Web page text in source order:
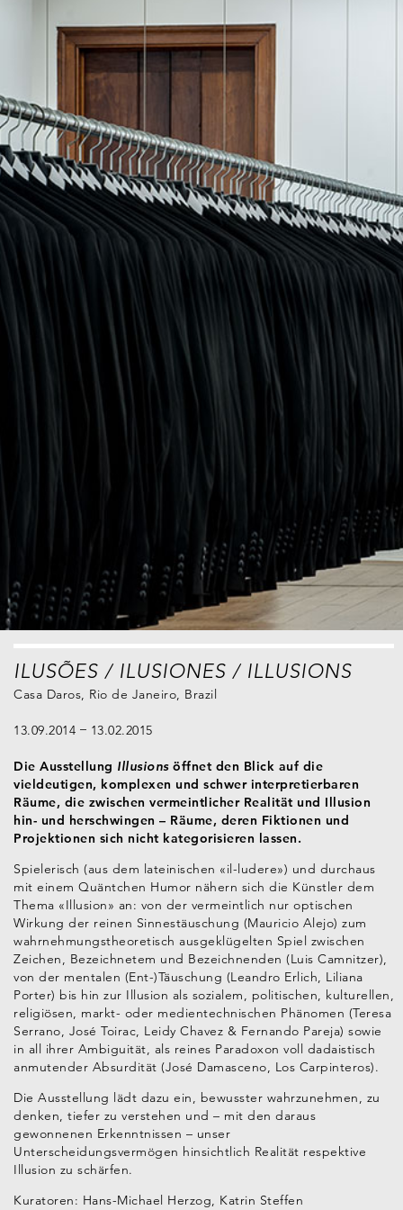
ILUSÕES / ILUSIONES / ILLUSIONS
Casa Daros, Rio de Janeiro, Brazil
13.09.2014 13.02.2015
Die Ausstellung Illusionsöffnet den Blick auf die
vieldeutigen, komplexen und schwer interpretierbaren
Räume, die zwischen vermeintlicher Realität und Illusion
hin- und herschwingen – Räume, deren Fiktionen und
Projektionen sich nicht kategorisieren lassen.
Spielerisch (aus dem lateinischen «il-ludere») und durchaus
mit einem Quäntchen Humor nähern sich die Künstler dem
Thema «Illusion» an: von der vermeintlich nur optischen
Wirkung der reinen Sinnestäuschung (Mauricio Alejo) zum
wahrnehmungstheoretisch ausgeklügelten Spiel zwischen
Zeichen, Bezeichnetem und Bezeichnenden (Luis Camnitzer),
von der mentalen (Ent-)Täuschung (Leandro Erlich, Liliana
Porter) bis hin zur Illusion als sozialem, politischen, kulturellen,
religiösen, markt- oder medientechnischen Phänomen (Teresa
Serrano, José Toirac, Leidy Chavez & Fernando Pareja) sowie
in all ihrer Ambiguität, als reines Paradoxon voll dadaistisch
anmutender Absurdität (José Damasceno, Los Carpinteros).
Die Ausstellung lädt dazu ein, bewusster wahrzunehmen, zu
denken, tiefer zu verstehen und – mit den daraus
gewonnenen Erkenntnissen – unser
Unterscheidungsvermögen hinsichtlich Realität respektive
Illusion zu schärfen.
Kuratoren: Hans-Michael Herzog, Katrin Steffen